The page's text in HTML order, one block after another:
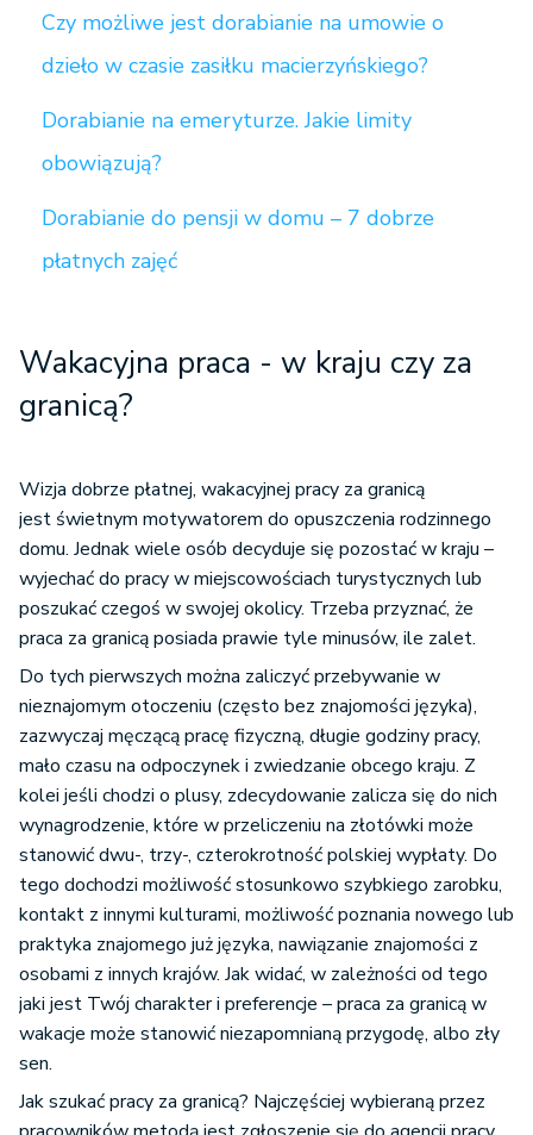
Czy możliwe jest dorabianie na umowie o
dzieło w czasie zasiłku macierzyńskiego?
Dorabianie na emeryturze. Jakie limity
obowiązują?
Dorabianie do pensji w domu – 7 dobrze
płatnych zajęć
Wakacyjna praca - w kraju czy za
granicą?
Wizja dobrze płatnej, wakacyjnej pracy za granicą
jest świetnym motywatorem do opuszczenia rodzinnego
domu. Jednak wiele osób decyduje się pozostać w kraju –
wyjechać do pracy w miejscowościach turystycznych lub
poszukać czegoś w swojej okolicy. Trzeba przyznać, że
praca za granicą posiada prawie tyle minusów, ile zalet.
Do tych pierwszych można zaliczyć przebywanie w
nieznajomym otoczeniu (często bez znajomości języka),
zazwyczaj męczącą pracę fizyczną, długie godziny pracy,
mało czasu na odpoczynek i zwiedzanie obcego kraju. Z
kolei jeśli chodzi o plusy, zdecydowanie zalicza się do nich
wynagrodzenie, które w przeliczeniu na złotówki może
stanowić dwu-, trzy-, czterokrotność polskiej wypłaty. Do
tego dochodzi możliwość stosunkowo szybkiego zarobku,
kontakt z innymi kulturami, możliwość poznania nowego lub
praktyka znajomego już języka, nawiązanie znajomości z
osobami z innych krajów. Jak widać, w zależności od tego
jaki jest Twój charakter i preferencje – praca za granicą w
wakacje może stanowić niezapomnianą przygodę, albo zły
sen.
Jak szukać pracy za granicą? Najczęściej wybieraną przez